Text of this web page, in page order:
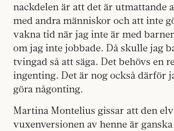
nackdelen är att det är utmattande
med andra människor och att inte
vakna tid när jag inte är med
om jag inte jobbade. Då skulle jag
tvingad så att säga. Det behövs en
ingenting. Det är nog också därför
göra någonting.
Martina Montelius gissar att den
vuxenversionen av henne är